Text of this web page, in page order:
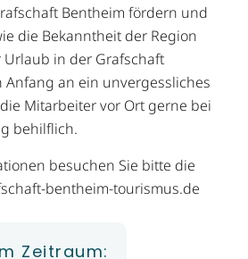
Bent­heim för­dern und
die Be­kannt­heit der Re­gi­on
in der Grafschaft
Anfang an ein unvergessliches
Mitarbeiter vor Ort gerne bei
behilflich.
besuchen Sie bitte die
bentheim-tourismus.de
Zeitraum: